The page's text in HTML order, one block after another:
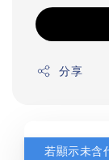
分享